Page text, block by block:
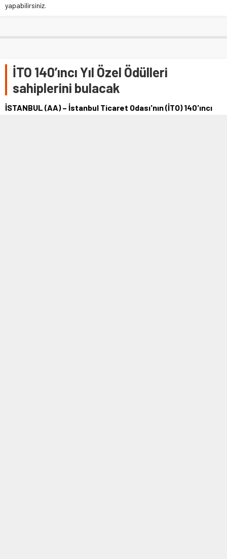
yapabilirsiniz.
İTO 140’ıncı Yıl Özel Ödülleri
sahiplerini bulacak
İSTANBUL (AA) – İstanbul Ticaret Odası'nın (İTO) 140'ıncı